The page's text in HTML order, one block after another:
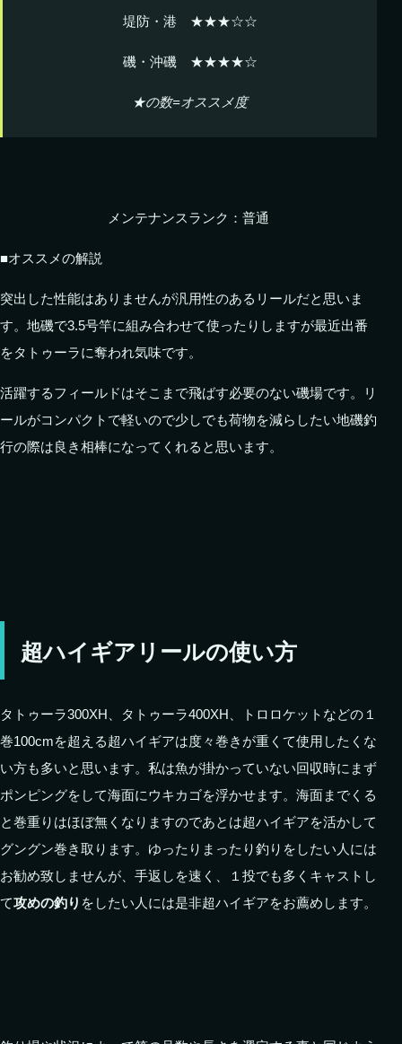
堤防・港 ★★★☆☆
磯・沖磯 ★★★★☆
★の数=オススメ度
メンテナンスランク：普通
■オススメの解説
突出した性能はありませんが汎用性のあるリールだと思いま
す。地磯で3.5号竿に組み合わせて使ったりしますが最近出番
をタトゥーラに奪われ気味です。
活躍するフィールドはそこまで飛ばす必要のない磯場です。リ
ールがコンパクトで軽いので少しでも荷物を減らしたい地磯釣
行の際は良き相棒になってくれると思います。
超ハイギアリールの使い方
タトゥーラ300XH、タトゥーラ400XH、トロロケットなどの１
巻100cmを超える超ハイギアは度々巻きが重くて使用したくな
い方も多いと思います。私は魚が掛かっていない回収時にまず
ポンピングをして海面にウキカゴを浮かせます。海面までくる
と巻重りはほぼ無くなりますのであとは超ハイギアを活かして
グングン巻き取ります。ゆったりまったり釣りをしたい人には
お勧め致しませんが、手返しを速く、１投でも多くキャストし
て攻めの釣り をしたい人には是非超ハイギアをお薦めします。